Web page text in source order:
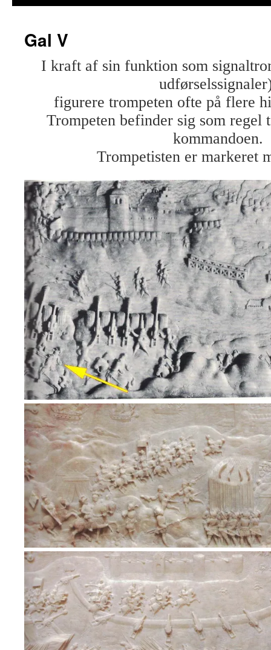
Gal V
I kraft af sin funktion som
figurere trompeten ofte på flere
Trompeten befinder sig som regel
kommandoen.
Trompetisten er markeret